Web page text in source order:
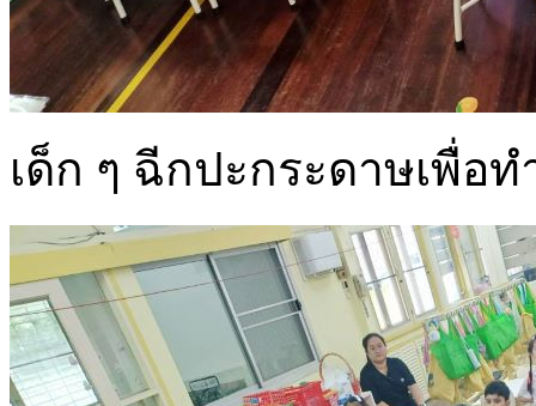
เด็ก ๆ ฉีกปะกระดาษเพื่อท